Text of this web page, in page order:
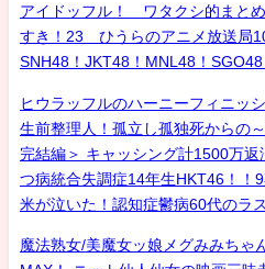
アイドッフル！ ワタクシ的まと
すき！23 ひうらのアニメ放送局
SNH48！JKT48！MNL48！
ヒウラッフルのハーニーフィニッ
生前整理人！孤立し孤独死からの
完結編＞ キャッシング計1500万
つ病統合失調症14年生HKT46！！
米が泣いた！認知症鬱病60代のラ
魔法熟女/美魔女ッ娘メグみみちゃ